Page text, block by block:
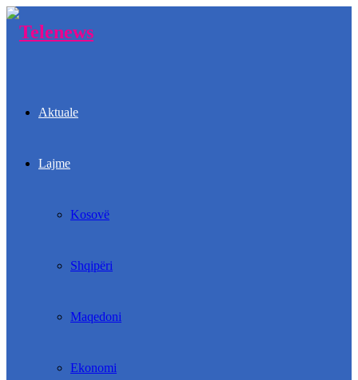
Aktuale
Lajme
Kosovë
Shqipëri
Maqedoni
Ekonomi